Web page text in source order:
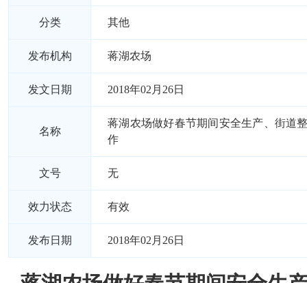
分类 其他
发布机构 蒋湖农场
发文日期 2018年02月26日
名称
蒋湖农场做好春节期间安全生产、街道
作
文号 无
效力状态 有效
发布日期 2018年02月26日